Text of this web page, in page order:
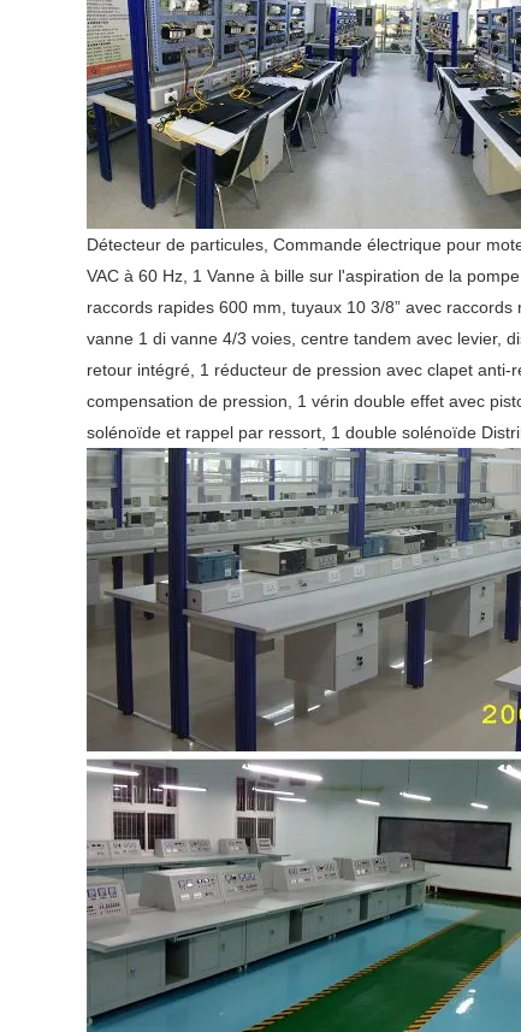
Détecteur de particules, Commande électrique pour
VAC à 60 Hz, 1 Vanne à bille sur l'aspiration de la
raccords rapides 600 mm, tuyaux 10 3/8” avec
vanne 1 di vanne 4/3 voies, centre tandem avec levier,
retour intégré, 1 réducteur de pression avec clapet
compensation de pression, 1 vérin double effet avec
solénoïde et rappel par ressort, 1 double solénoïde